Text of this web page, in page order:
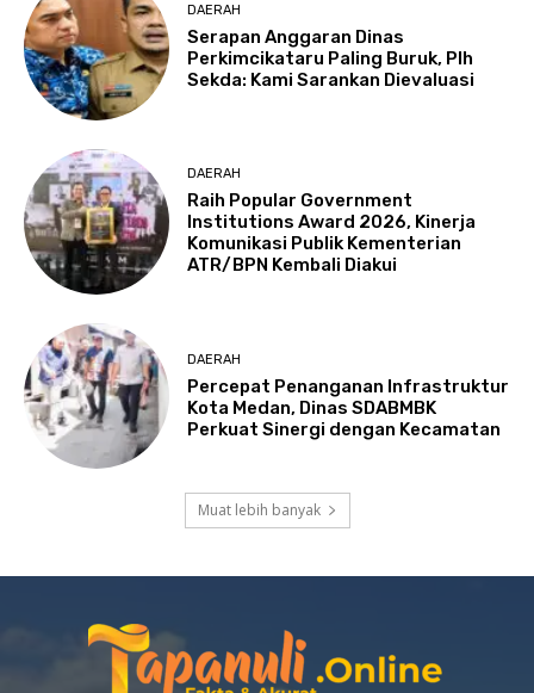
DAERAH
Serapan Anggaran Dinas
Perkimcikataru Paling Buruk, Plh
Sekda: Kami Sarankan Dievaluasi
DAERAH
Raih Popular Government
Institutions Award 2026, Kinerja
Komunikasi Publik Kementerian
ATR/BPN Kembali Diakui
DAERAH
Percepat Penanganan Infrastruktur
Kota Medan, Dinas SDABMBK
Perkuat Sinergi dengan Kecamatan
Muat lebih banyak